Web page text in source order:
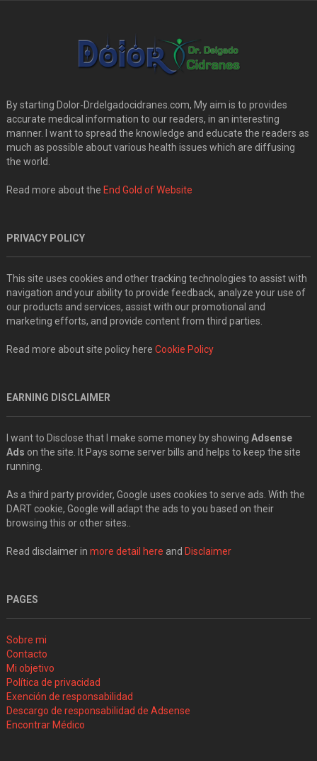
By starting Dolor-Drdelgadocidranes.com, My aim is to provides
accurate medical information to our readers, in an interesting
manner. I want to spread the knowledge and educate the readers as
much as possible about various health issues which are diffusing
the world.
Read more about the End Gold of Website
PRIVACY POLICY
This site uses cookies and other tracking technologies to assist with
navigation and your ability to provide feedback, analyze your use of
our products and services, assist with our promotional and
marketing efforts, and provide content from third parties.
Read more about site policy here Cookie Policy
EARNING DISCLAIMER
I want to Disclose that I make some money by showing Adsense
Ads on the site. It Pays some server bills and helps to keep the site
running.
As a third party provider, Google uses cookies to serve ads. With the
DART cookie, Google will adapt the ads to you based on their
browsing this or other sites..
Read disclaimer in more detail here and Disclaimer
PAGES
Sobre mi
Contacto
Mi objetivo
Política de privacidad
Exención de responsabilidad
Descargo de responsabilidad de Adsense
Encontrar Médico